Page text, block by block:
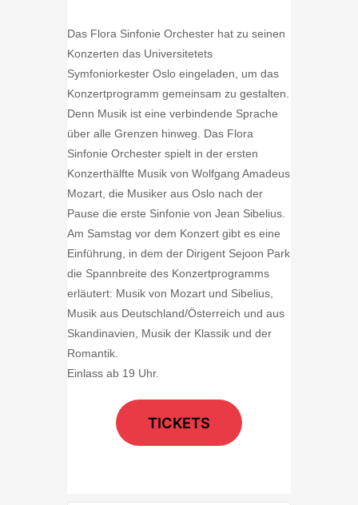
Das Flora Sinfonie Orchester hat zu seinen
Konzerten das Universitetets
Symfoniorkester Oslo eingeladen, um das
Konzertprogramm gemeinsam zu gestalten.
Denn Musik ist eine verbindende Sprache
über alle Grenzen hinweg. Das Flora
Sinfonie Orchester spielt in der ersten
Konzerthälfte Musik von Wolfgang Amadeus
Mozart, die Musiker aus Oslo nach der
Pause die erste Sinfonie von Jean Sibelius.
Am Samstag vor dem Konzert gibt es eine
Einführung, in dem der Dirigent Sejoon Park
die Spannbreite des Konzertprogramms
erläutert: Musik von Mozart und Sibelius,
Musik aus Deutschland/Österreich und aus
Skandinavien, Musik der Klassik und der
Romantik.
Einlass ab 19 Uhr.
TICKETS